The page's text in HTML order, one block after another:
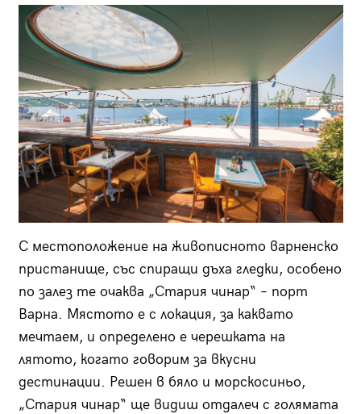
С местоположение на живописното варненско
пристанище, със спиращи дъха гледки, особено
по залез те очаква „Стария чинар“ – порт
Варна. Мястото е с локация, за каквато
мечтаем, и определено е черешката на
лятото, когато говорим за вкусни
дестинации. Решен в бяло и морскосиньо,
„Стария чинар“ ще видиш отдалеч с голямата